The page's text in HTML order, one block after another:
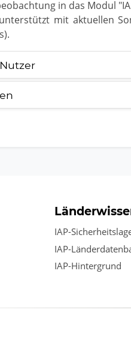
in das Modul
unterstützt mit aktuellen
IAP-
IAP-
IAP-Hintergrund